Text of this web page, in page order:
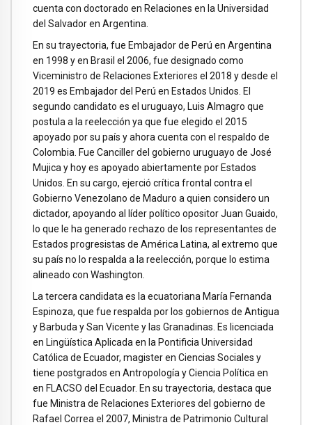
cuenta con doctorado en Relaciones en la Universidad
del Salvador en Argentina.
En su trayectoria, fue Embajador de Perú en Argentina
en 1998 y en Brasil el 2006, fue designado como
Viceministro de Relaciones Exteriores el 2018 y desde el
2019 es Embajador del Perú en Estados Unidos. El
segundo candidato es el uruguayo, Luis Almagro que
postula a la reelección ya que fue elegido el 2015
apoyado por su país y ahora cuenta con el respaldo de
Colombia. Fue Canciller del gobierno uruguayo de José
Mujica y hoy es apoyado abiertamente por Estados
Unidos. En su cargo, ejerció crítica frontal contra el
Gobierno Venezolano de Maduro a quien considero un
dictador, apoyando al líder político opositor Juan Guaido,
lo que le ha generado rechazo de los representantes de
Estados progresistas de América Latina, al extremo que
su país no lo respalda a la reelección, porque lo estima
alineado con Washington.
La tercera candidata es la ecuatoriana María Fernanda
Espinoza, que fue respalda por los gobiernos de Antigua
y Barbuda y San Vicente y las Granadinas. Es licenciada
en Lingüística Aplicada en la Pontificia Universidad
Católica de Ecuador, magister en Ciencias Sociales y
tiene postgrados en Antropología y Ciencia Política en
en FLACSO del Ecuador. En su trayectoria, destaca que
fue Ministra de Relaciones Exteriores del gobierno de
Rafael Correa el 2007, Ministra de Patrimonio Cultural